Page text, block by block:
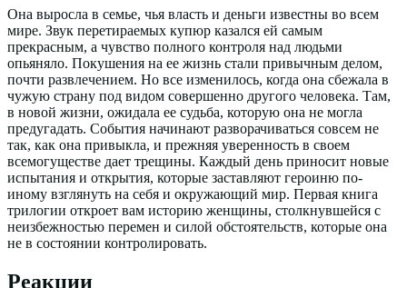
Она выросла в семье, чья власть и деньги известны во всем
мире. Звук перетираемых купюр казался ей самым
прекрасным, а чувство полного контроля над людьми
опьяняло. Покушения на ее жизнь стали привычным делом,
почти развлечением. Но все изменилось, когда она сбежала в
чужую страну под видом совершенно другого человека. Там,
в новой жизни, ожидала ее судьба, которую она не могла
предугадать. События начинают разворачиваться совсем не
так, как она привыкла, и прежняя уверенность в своем
всемогуществе дает трещины. Каждый день приносит новые
испытания и открытия, которые заставляют героиню по-
иному взглянуть на себя и окружающий мир. Первая книга
трилогии откроет вам историю женщины, столкнувшейся с
неизбежностью перемен и силой обстоятельств, которые она
не в состоянии контролировать.
Реакции